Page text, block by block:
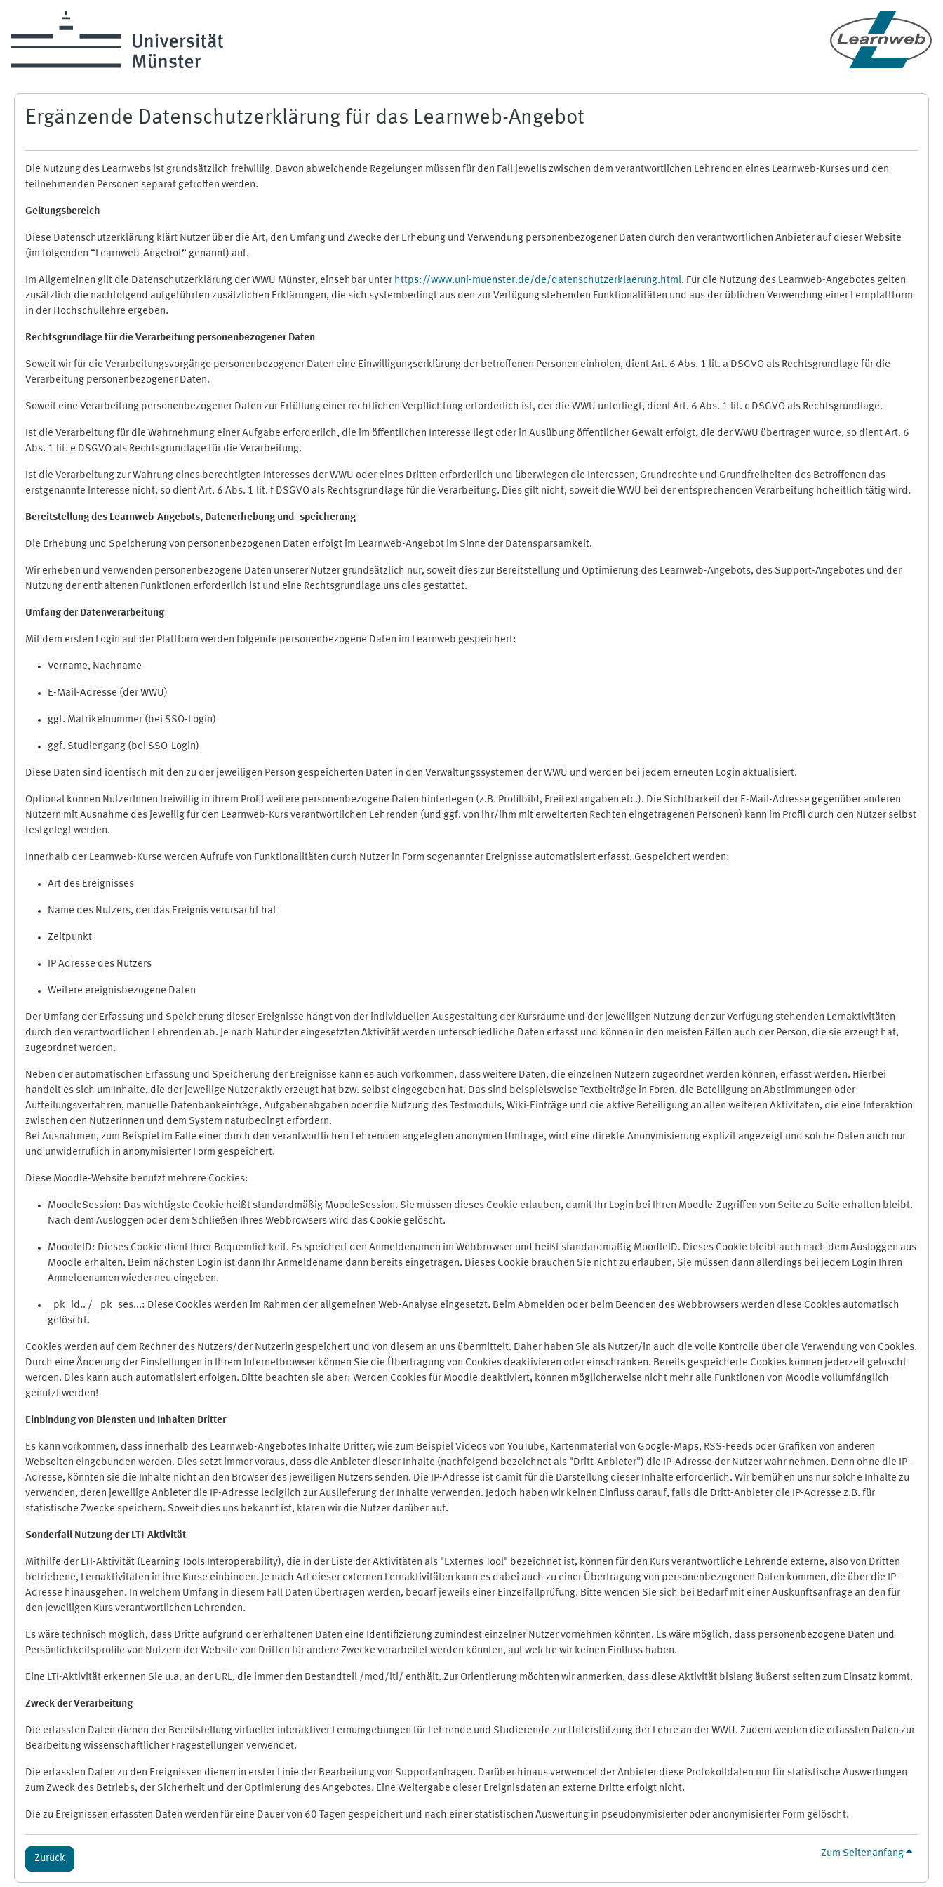
Ergänzende Datenschutzerklärung für das Learnweb-Angebot
Die Nutzung des Learnwebs ist grundsätzlich freiwillig. Davon abweichende Regelungen müssen für den Fall jeweils zwischen dem verantwortlichen Lehrenden eines Learnweb-Kurses und den
teilnehmenden Personen separat getroffen werden.
Geltungsbereich
Diese Datenschutzerklärung klärt Nutzer über die Art, den Umfang und Zwecke der Erhebung und Verwendung personenbezogener Daten durch den verantwortlichen Anbieter auf dieser Website
(im folgenden “Learnweb-Angebot” genannt) auf.
Im Allgemeinen gilt die Datenschutzerklärung der WWU Münster, einsehbar unter https://www.uni-muenster.de/de/datenschutzerklaerung.html. Für die Nutzung des Learnweb-Angebotes gelten
zusätzlich die nachfolgend aufgeführten zusätzlichen Erklärungen, die sich systembedingt aus den zur Verfügung stehenden Funktionalitäten und aus der üblichen Verwendung einer Lernplattform
in der Hochschullehre ergeben.
Rechtsgrundlage für die Verarbeitung personenbezogener Daten
Soweit wir für die Verarbeitungsvorgänge personenbezogener Daten eine Einwilligungserklärung der betroffenen Personen einholen, dient Art. 6 Abs. 1 lit. a DSGVO als Rechtsgrundlage für die
Verarbeitung personenbezogener Daten.
Soweit eine Verarbeitung personenbezogener Daten zur Erfüllung einer rechtlichen Verpflichtung erforderlich ist, der die WWU unterliegt, dient Art. 6 Abs. 1 lit. c DSGVO als Rechtsgrundlage.
Ist die Verarbeitung für die Wahrnehmung einer Aufgabe erforderlich, die im öffentlichen Interesse liegt oder in Ausübung öffentlicher Gewalt erfolgt, die der WWU übertragen wurde, so dient Art. 6
Abs. 1 lit. e DSGVO als Rechtsgrundlage für die Verarbeitung.
Ist die Verarbeitung zur Wahrung eines berechtigten Interesses der WWU oder eines Dritten erforderlich und überwiegen die Interessen, Grundrechte und Grundfreiheiten des Betroffenen das
erstgenannte Interesse nicht, so dient Art. 6 Abs. 1 lit. f DSGVO als Rechtsgrundlage für die Verarbeitung. Dies gilt nicht, soweit die WWU bei der entsprechenden Verarbeitung hoheitlich tätig wird.
Bereitstellung des Learnweb-Angebots, Datenerhebung und -speicherung
Die Erhebung und Speicherung von personenbezogenen Daten erfolgt im Learnweb-Angebot im Sinne der Datensparsamkeit.
Wir erheben und verwenden personenbezogene Daten unserer Nutzer grundsätzlich nur, soweit dies zur Bereitstellung und Optimierung des Learnweb-Angebots, des Support-Angebotes und der
Nutzung der enthaltenen Funktionen erforderlich ist und eine Rechtsgrundlage uns dies gestattet.
Umfang der Datenverarbeitung
Mit dem ersten Login auf der Plattform werden folgende personenbezogene Daten im Learnweb gespeichert:
Vorname, Nachname
E-Mail-Adresse (der WWU)
ggf. Matrikelnummer (bei SSO-Login)
ggf. Studiengang (bei SSO-Login)
Diese Daten sind identisch mit den zu der jeweiligen Person gespeicherten Daten in den Verwaltungssystemen der WWU und werden bei jedem erneuten Login aktualisiert.
Optional können NutzerInnen freiwillig in ihrem Profil weitere personenbezogene Daten hinterlegen (z.B. Profilbild, Freitextangaben etc.). Die Sichtbarkeit der E-Mail-Adresse gegenüber anderen
Nutzern mit Ausnahme des jeweilig für den Learnweb-Kurs verantwortlichen Lehrenden (und ggf. von ihr/ihm mit erweiterten Rechten eingetragenen Personen) kann im Profil durch den Nutzer selbst
festgelegt werden.
Innerhalb der Learnweb-Kurse werden Aufrufe von Funktionalitäten durch Nutzer in Form sogenannter Ereignisse automatisiert erfasst. Gespeichert werden:
Art des Ereignisses
Name des Nutzers, der das Ereignis verursacht hat
Zeitpunkt
IP Adresse des Nutzers
Weitere ereignisbezogene Daten
Der Umfang der Erfassung und Speicherung dieser Ereignisse hängt von der individuellen Ausgestaltung der Kursräume und der jeweiligen Nutzung der zur Verfügung stehenden Lernaktivitäten
durch den verantwortlichen Lehrenden ab. Je nach Natur der eingesetzten Aktivität werden unterschiedliche Daten erfasst und können in den meisten Fällen auch der Person, die sie erzeugt hat,
zugeordnet werden.
Neben der automatischen Erfassung und Speicherung der Ereignisse kann es auch vorkommen, dass weitere Daten, die einzelnen Nutzern zugeordnet werden können, erfasst werden. Hierbei
handelt es sich um Inhalte, die der jeweilige Nutzer aktiv erzeugt hat bzw. selbst eingegeben hat. Das sind beispielsweise Textbeiträge in Foren, die Beteiligung an Abstimmungen oder
Aufteilungsverfahren, manuelle Datenbankeinträge, Aufgabenabgaben oder die Nutzung des Testmoduls, Wiki-Einträge und die aktive Beteiligung an allen weiteren Aktivitäten, die eine Interaktion
zwischen den NutzerInnen und dem System naturbedingt erfordern.
Bei Ausnahmen, zum Beispiel im Falle einer durch den verantwortlichen Lehrenden angelegten anonymen Umfrage, wird eine direkte Anonymisierung explizit angezeigt und solche Daten auch nur
und unwiderruflich in anonymisierter Form gespeichert.
Diese Moodle-Website benutzt mehrere Cookies:
MoodleSession: Das wichtigste Cookie heißt standardmäßig MoodleSession. Sie müssen dieses Cookie erlauben, damit Ihr Login bei Ihren Moodle-Zugriffen von Seite zu Seite erhalten bleibt.
Nach dem Ausloggen oder dem Schließen Ihres Webbrowsers wird das Cookie gelöscht.
MoodleID: Dieses Cookie dient Ihrer Bequemlichkeit. Es speichert den Anmeldenamen im Webbrowser und heißt standardmäßig MoodleID. Dieses Cookie bleibt auch nach dem Ausloggen aus
Moodle erhalten. Beim nächsten Login ist dann Ihr Anmeldename dann bereits eingetragen. Dieses Cookie brauchen Sie nicht zu erlauben, Sie müssen dann allerdings bei jedem Login Ihren
Anmeldenamen wieder neu eingeben.
_pk_id.. / _pk_ses...: Diese Cookies werden im Rahmen der allgemeinen Web-Analyse eingesetzt. Beim Abmelden oder beim Beenden des Webbrowsers werden diese Cookies automatisch
gelöscht.
Cookies werden auf dem Rechner des Nutzers/der Nutzerin gespeichert und von diesem an uns übermittelt. Daher haben Sie als Nutzer/in auch die volle Kontrolle über die Verwendung von Cookies.
Durch eine Änderung der Einstellungen in Ihrem Internetbrowser können Sie die Übertragung von Cookies deaktivieren oder einschränken. Bereits gespeicherte Cookies können jederzeit gelöscht
werden. Dies kann auch automatisiert erfolgen. Bitte beachten sie aber: Werden Cookies für Moodle deaktiviert, können möglicherweise nicht mehr alle Funktionen von Moodle vollumfänglich
genutzt werden!
Einbindung von Diensten und Inhalten Dritter
Es kann vorkommen, dass innerhalb des Learnweb-Angebotes Inhalte Dritter, wie zum Beispiel Videos von YouTube, Kartenmaterial von Google-Maps, RSS-Feeds oder Grafiken von anderen
Webseiten eingebunden werden. Dies setzt immer voraus, dass die Anbieter dieser Inhalte (nachfolgend bezeichnet als "Dritt-Anbieter") die IP-Adresse der Nutzer wahr nehmen. Denn ohne die IP-
Adresse, könnten sie die Inhalte nicht an den Browser des jeweiligen Nutzers senden. Die IP-Adresse ist damit für die Darstellung dieser Inhalte erforderlich. Wir bemühen uns nur solche Inhalte zu
verwenden, deren jeweilige Anbieter die IP-Adresse lediglich zur Auslieferung der Inhalte verwenden. Jedoch haben wir keinen Einfluss darauf, falls die Dritt-Anbieter die IP-Adresse z.B. für
statistische Zwecke speichern. Soweit dies uns bekannt ist, klären wir die Nutzer darüber auf.
Sonderfall Nutzung der LTI-Aktivität
Mithilfe der LTI-Aktivität (Learning Tools Interoperability), die in der Liste der Aktivitäten als "Externes Tool" bezeichnet ist, können für den Kurs verantwortliche Lehrende externe, also von Dritten
betriebene, Lernaktivitäten in ihre Kurse einbinden. Je nach Art dieser externen Lernaktivitäten kann es dabei auch zu einer Übertragung von personenbezogenen Daten kommen, die über die IP-
Adresse hinausgehen. In welchem Umfang in diesem Fall Daten übertragen werden, bedarf jeweils einer Einzelfallprüfung. Bitte wenden Sie sich bei Bedarf mit einer Auskunftsanfrage an den für
den jeweiligen Kurs verantwortlichen Lehrenden.
Es wäre technisch möglich, dass Dritte aufgrund der erhaltenen Daten eine Identifizierung zumindest einzelner Nutzer vornehmen könnten. Es wäre möglich, dass personenbezogene Daten und
Persönlichkeitsprofile von Nutzern der Website von Dritten für andere Zwecke verarbeitet werden könnten, auf welche wir keinen Einfluss haben.
Eine LTI-Aktivität erkennen Sie u.a. an der URL, die immer den Bestandteil /mod/lti/ enthält. Zur Orientierung möchten wir anmerken, dass diese Aktivität bislang äußerst selten zum Einsatz kommt.
Zweck der Verarbeitung
Die erfassten Daten dienen der Bereitstellung virtueller interaktiver Lernumgebungen für Lehrende und Studierende zur Unterstützung der Lehre an der WWU. Zudem werden die erfassten Daten zur
Bearbeitung wissenschaftlicher Fragestellungen verwendet.
Die erfassten Daten zu den Ereignissen dienen in erster Linie der Bearbeitung von Supportanfragen. Darüber hinaus verwendet der Anbieter diese Protokolldaten nur für statistische Auswertungen
zum Zweck des Betriebs, der Sicherheit und der Optimierung des Angebotes. Eine Weitergabe dieser Ereignisdaten an externe Dritte erfolgt nicht.
Die zu Ereignissen erfassten Daten werden für eine Dauer von 60 Tagen gespeichert und nach einer statistischen Auswertung in pseudonymisierter oder anonymisierter Form gelöscht.
Zurück Zum Seitenanfang